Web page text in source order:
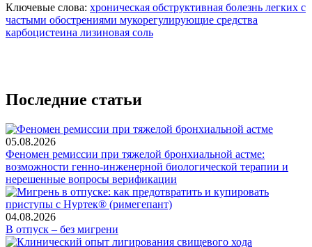
Ключевые слова: хроническая обструктивная болезнь легких с
частыми обострениями мукорегулирующие средства
карбоцистеина лизиновая соль
Последние статьи
05.08.2026
Феномен ремиссии при тяжелой бронхиальной астме:
возможности генно-инженерной биологической терапии и
нерешенные вопросы верификации
04.08.2026
В отпуск – без мигрени